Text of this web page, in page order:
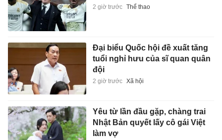
2 giờ trước Thể thao
Đại biểu Quốc hội đề xuất tăng
tuổi nghỉ hưu của sĩ quan quân
đội
2 giờ trước Xã hội
Yêu từ lần đầu gặp, chàng trai
Nhật Bản quyết lấy cô gái Việt
làm vợ